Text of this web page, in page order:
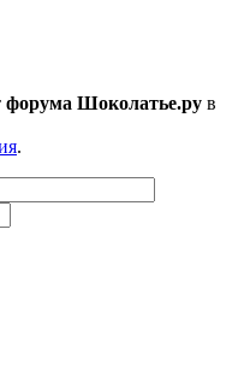
форума Шоколатье.ру в
.